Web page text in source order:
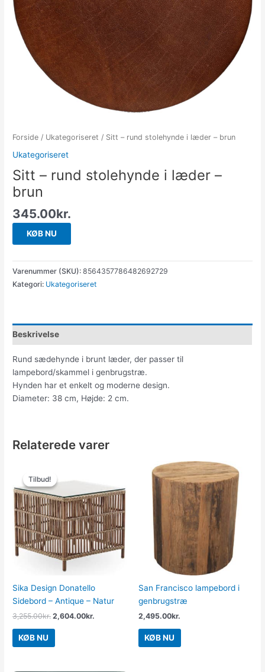
Forside / Ukategoriseret / Sitt – rund stolehynde i læder – brun
Ukategoriseret
Sitt – rund stolehynde i læder –
brun
345.00kr.
KØB NU
Varenummer (SKU):8564357786482692729
Kategori: Ukategoriseret
Beskrivelse
Rund sædehynde i brunt læder, der passer til
lampebord/skammel i genbrugstræ.
Hynden har et enkelt og moderne design.
Diameter: 38 cm, Højde: 2 cm.
Relaterede varer
Tilbud!
Tilbud!
Sika Design Donatello
Sidebord – Antique – Natur
3,255.00kr.
pris
var:
3,255.00kr..
2,604.00kr.
pris
er:
2,604.00kr..
KØB NU
San Francisco lampebord i
genbrugstræ
2,495.00kr.
KØB NU